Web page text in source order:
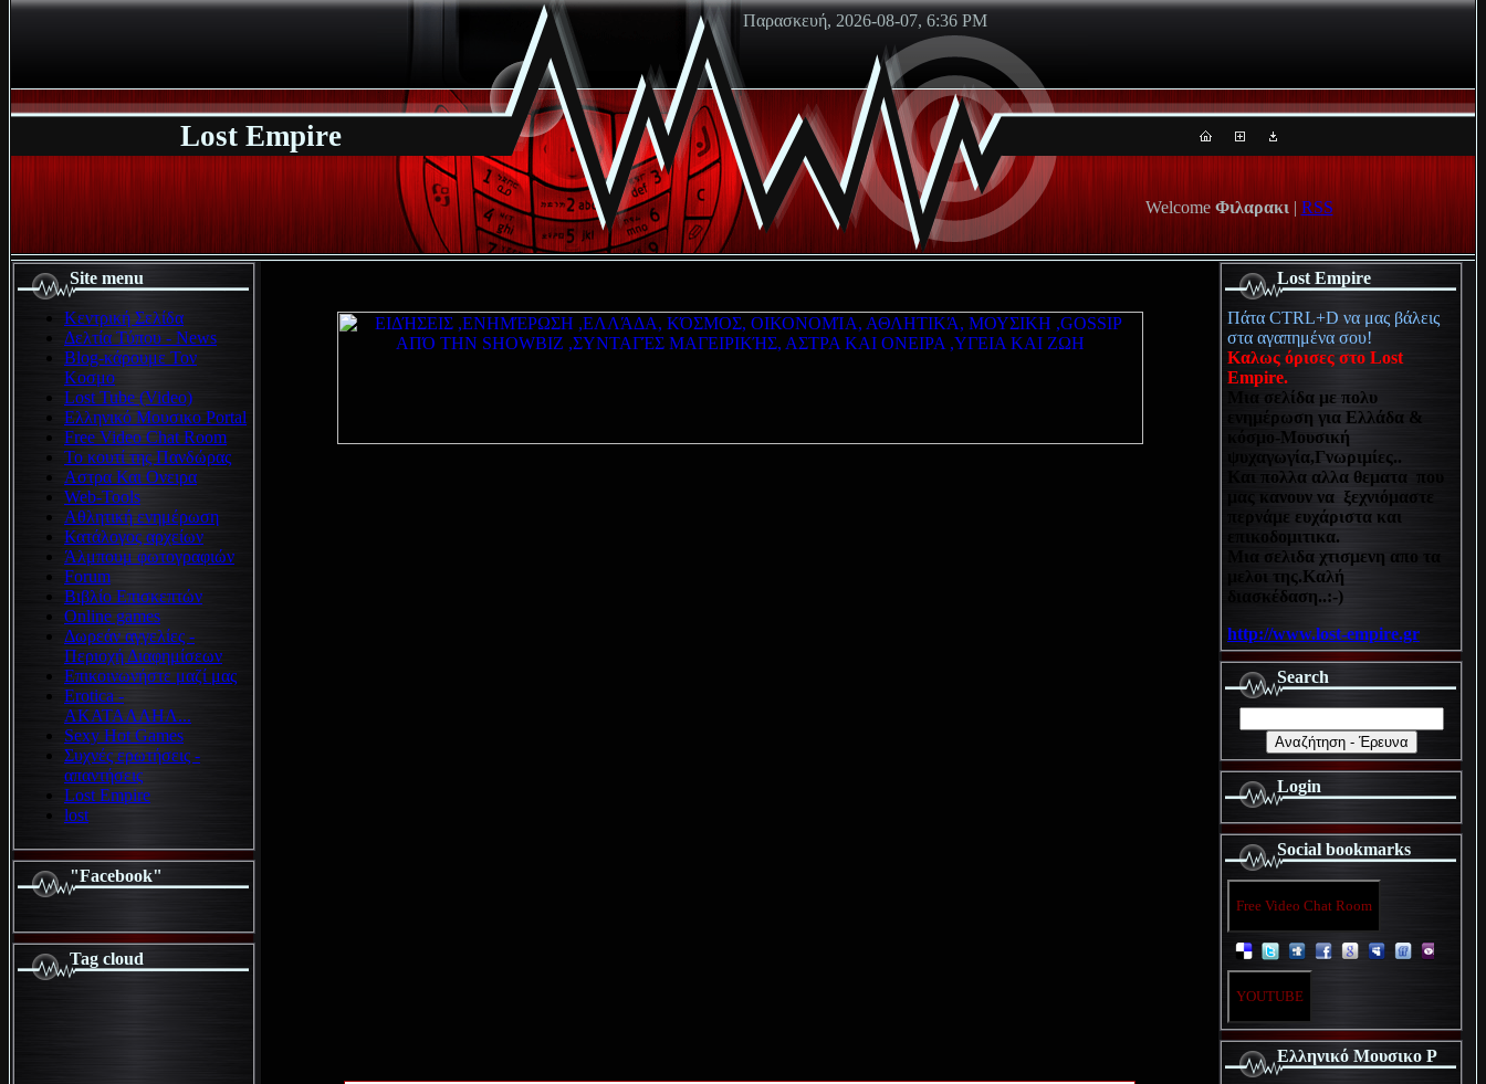
Παρασκευή, 2026-08-07, 6:36 PM
Lost Empire
Welcome Φιλαρακι | RSS
Site menu
Κεντρική Σελίδα
Δελτία Τύπου - News
Blog-κάρουμε Τον
Κοσμο
Lost Tube (Video)
Ελληνικό Μουσικο Portal
Free Video Chat Room
Το κουτί της Πανδώρας
Αστρα Και Ονειρα
Web-Tools
Αθλητική ενημέρωση
Κατάλογος αρχείων
Άλμπουμ φωτογραφιών
Forum
Βιβλίο Επισκεπτών
Online games
Δωρεάν αγγελίες -
Περιοχή Διαφημίσεων
Επικοινωνήστε μαζί μας
Erotica -
ΑΚΑΤΑΛΛΗΛ...
Sexy Hot Games
Συχνές ερωτήσεις -
απαντήσεις
Lost Empire
lost
"Facebook"
Tag cloud
Lost Empire
Πάτα CTRL+D να μας βάλεις
στα αγαπημένα σου!
Καλως όρισες στο Lost
Empire.
Μια σελίδα με πολυ
ενημέρωση για Ελλάδα &
κόσμο-Μουσική
ψυχαγωγία,Γνωριμίες..
Και πολλα αλλα θεματα που
μας κανουν να ξεχνιόμαστε
περνάμε ευχάριστα και
επικοδομιτικα.
Μια σελιδα χτισμενη απο τα
μελοι της.Καλή
διασκέδαση..:-)
http://www.lost-empire.gr
Search
Login
Social bookmarks
Free Video Chat Room
YOUTUBE
Ελληνικό Μουσικο P